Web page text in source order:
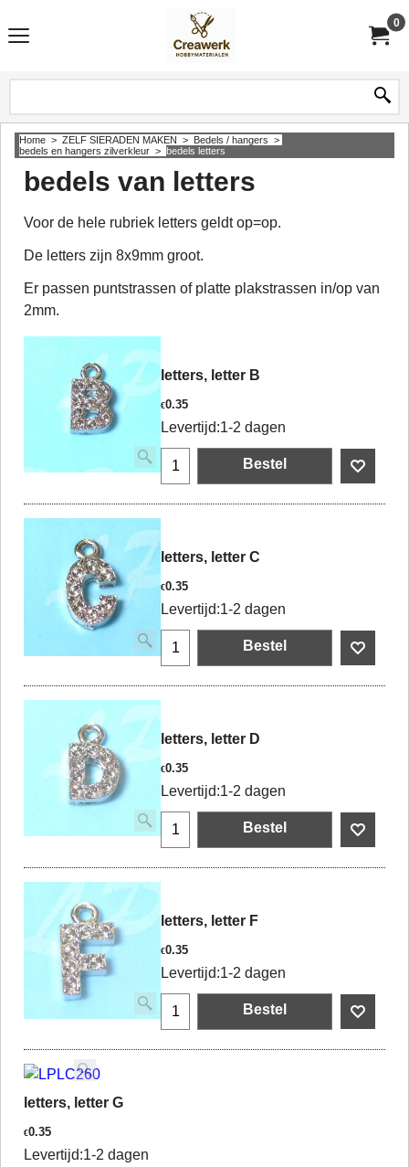
0
Home > ZELF SIERADEN MAKEN > Bedels / hangers >
bedels en hangers zilverkleur > bedels letters
bedels van letters
Voor de hele rubriek letters geldt op=op.
De letters zijn 8x9mm groot.
Er passen puntstrassen of platte plakstrassen in/op van
2mm.
letters, letter B
€0.35
Levertijd:1-2 dagen
Bestel
letters, letter C
€0.35
Levertijd:1-2 dagen
Bestel
letters, letter D
€0.35
Levertijd:1-2 dagen
Bestel
letters, letter F
€0.35
Levertijd:1-2 dagen
Bestel
letters, letter G
€0.35
Levertijd:1-2 dagen